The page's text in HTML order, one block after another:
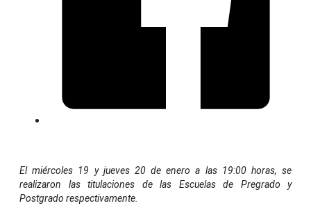
El miércoles 19 y jueves 20 de enero a las 19:00 horas, se
realizaron las titulaciones de las Escuelas de Pregrado y
Postgrado respectivamente.